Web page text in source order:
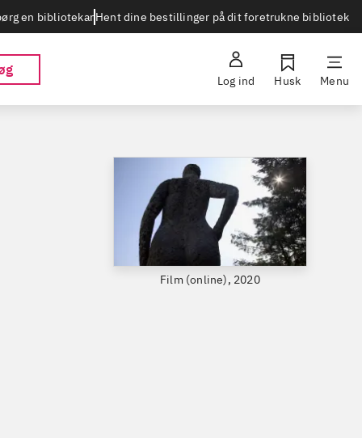
en bibliotekarHent dine bestillinger på dit foretrukne bibliotek
Log ind Husk Menu
Film (online), 2020